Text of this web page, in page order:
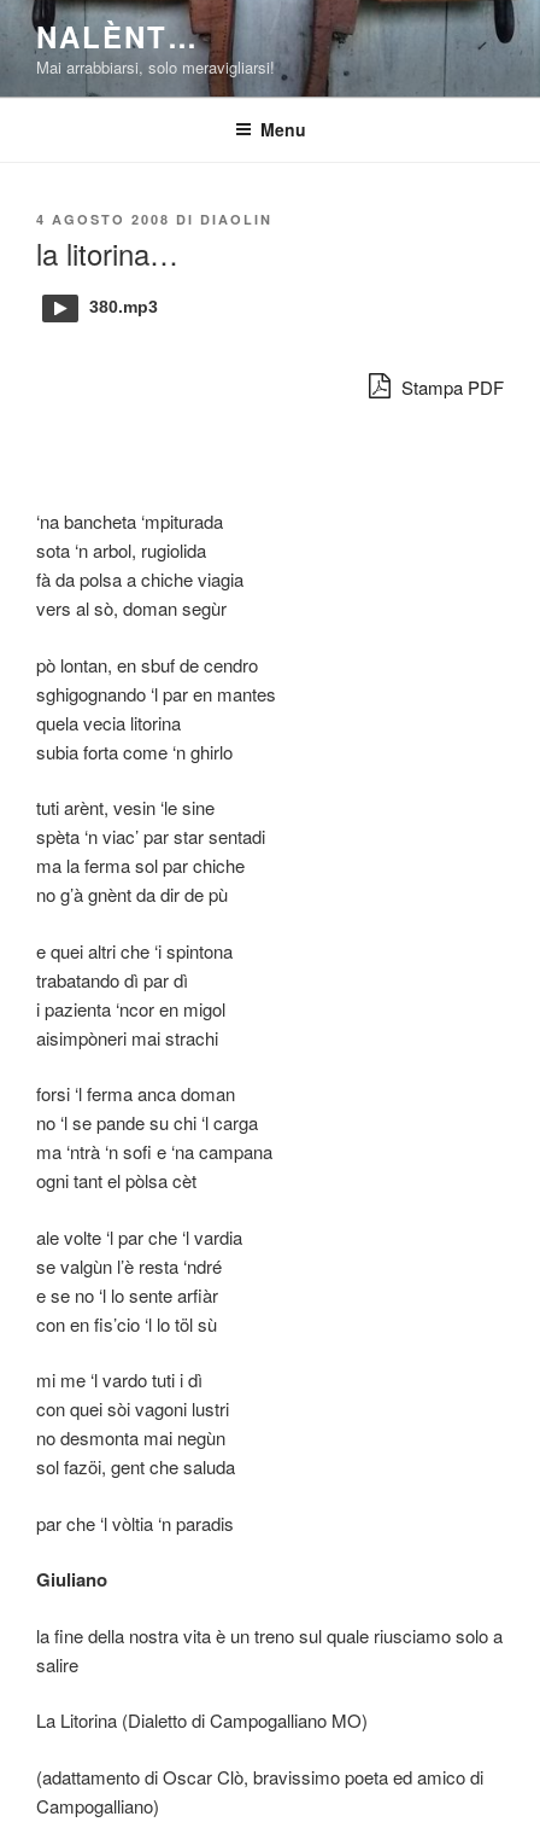
Salta
contenuto
NALÈNT…
Mai arrabbiarsi, solo meravigliarsi!
Menu
PUBBLICATO
4 AGOSTO 2008 DI DIAOLIN
la litorina…
380.mp3
Stampa PDF
‘na bancheta ‘mpiturada
sota ‘n arbol, rugiolida
fà da polsa a chiche viagia
vers al sò, doman segùr
pò lontan, en sbuf de cendro
sghigognando ‘l par en mantes
quela vecia litorina
subia forta come ‘n ghirlo
tuti arènt, vesin ‘le sine
spèta ‘n viac’ par star sentadi
ma la ferma sol par chiche
no g’à gnènt da dir de pù
e quei altri che ‘i spintona
trabatando dì par dì
i pazienta ‘ncor en migol
aisimpòneri mai strachi
forsi ‘l ferma anca doman
no ‘l se pande su chi ‘l carga
ma ‘ntrà ‘n sofi e ‘na campana
ogni tant el pòlsa cèt
ale volte ‘l par che ‘l vardia
se valgùn l’è resta ‘ndré
e se no ‘l lo sente arfiàr
con en fis’cio ‘l lo töl sù
mi me ‘l vardo tuti i dì
con quei sòi vagoni lustri
no desmonta mai negùn
sol fazöi, gent che saluda
par che ‘l vòltia ‘n paradis
Giuliano
la fine della nostra vita è un treno sul quale riusciamo solo a
salire
La Litorina (Dialetto di Campogalliano MO)
(adattamento di Oscar Clò, bravissimo poeta ed amico di
Campogalliano)